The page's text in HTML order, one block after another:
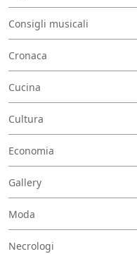
Consigli musicali
Cronaca
Cucina
Cultura
Economia
Gallery
Moda
Necrologi